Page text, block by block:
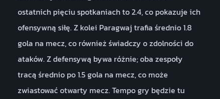
ostatnich pięciu spotkaniach to 2.4, co pokazuje ich
ofensywną siłę. Z kolei Paragwaj trafia średnio 1.8
gola na mecz, co również świadczy o zdolności do
ataków. Z defensywą bywa różnie; oba zespoły
tracą średnio po 1.5 gola na mecz, co może
zwiastować otwarty mecz. Tempo gry będzie tu